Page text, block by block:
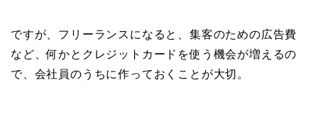
ですが、フリーランスになると、集客のための広告費
など、何かとクレジットカードを使う機会が増えるの
で、会社員のうちに作っておくことが大切。